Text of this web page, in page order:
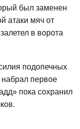
был заменен
атаки мяч от
в ворота
подопечных
первое
пока сохранил